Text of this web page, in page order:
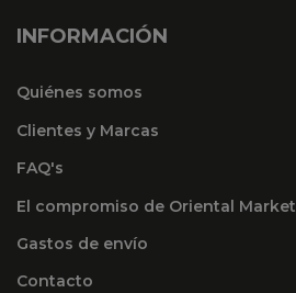
INFORMACIÓN
Quiénes somos
Clientes y Marcas
FAQ's
El compromiso de Oriental Market
Gastos de envío
Contacto